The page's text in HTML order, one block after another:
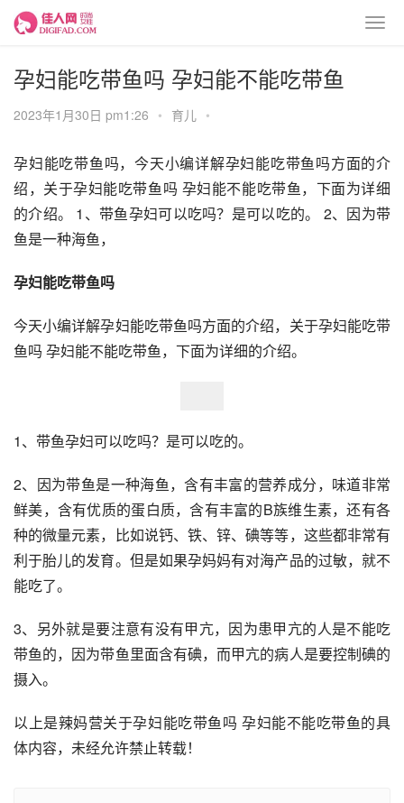
孕妇能吃带鱼吗 孕妇能不能吃带鱼
2023年1月30日 pm1:26 • 育儿 •
孕妇能吃带鱼吗，今天小编详解孕妇能吃带鱼吗方面的介
绍，关于孕妇能吃带鱼吗 孕妇能不能吃带鱼，下面为详细
的介绍。 1、带鱼孕妇可以吃吗？是可以吃的。 2、因为带
鱼是一种海鱼，
孕妇能吃带鱼吗
今天小编详解孕妇能吃带鱼吗方面的介绍，关于孕妇能吃带
鱼吗 孕妇能不能吃带鱼，下面为详细的介绍。
1、带鱼孕妇可以吃吗？是可以吃的。
2、因为带鱼是一种海鱼，含有丰富的营养成分，味道非常
鲜美，含有优质的蛋白质，含有丰富的B族维生素，还有各
种的微量元素，比如说钙、铁、锌、碘等等，这些都非常有
利于胎儿的发育。但是如果孕妈妈有对海产品的过敏，就不
能吃了。
3、另外就是要注意有没有甲亢，因为患甲亢的人是不能吃
带鱼的，因为带鱼里面含有碘，而甲亢的病人是要控制碘的
摄入。
以上是辣妈营关于孕妇能吃带鱼吗 孕妇能不能吃带鱼的具
体内容，未经允许禁止转载！